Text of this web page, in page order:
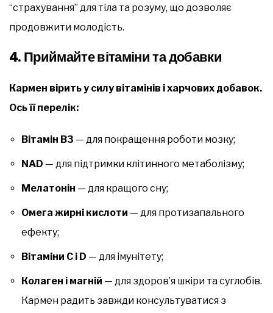
“страхування” для тіла та розуму, що дозволяє
продовжити молодість.
4.Приймайте вітаміни та добавки
Кармен вірить у силу вітамінів і харчових добавок.
Ось її перелік:
Вітамін B3 — для покращення роботи мозку;
NAD — для підтримки клітинного метаболізму;
Мелатонін — для кращого сну;
Омега жирні кислоти — для протизапального
ефекту;
Вітаміни C і D — для імунітету;
Колаген і магній — для здоров’я шкіри та суглобів.
Кармен радить завжди консультуватися з